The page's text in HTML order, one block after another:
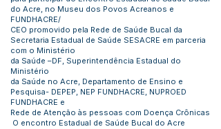
do Acre, no Museu dos Povos Acreanos e
FUNDHACRE/
CEO promovido pela Rede de Saúde Bucal da
Secretaria Estadual de Saúde SESACRE em parceria
com o Ministério
da Saúde –DF, Superintendência Estadual do
Ministério
da Saúde no Acre, Departamento de Ensino e
Pesquisa- DEPEP, NEP FUNDHACRE, NUPROED
FUNDHACRE e
Rede de Atenção às pessoas com Doença Crônicas
O encontro Estadual de Saúde Bucal do Acre